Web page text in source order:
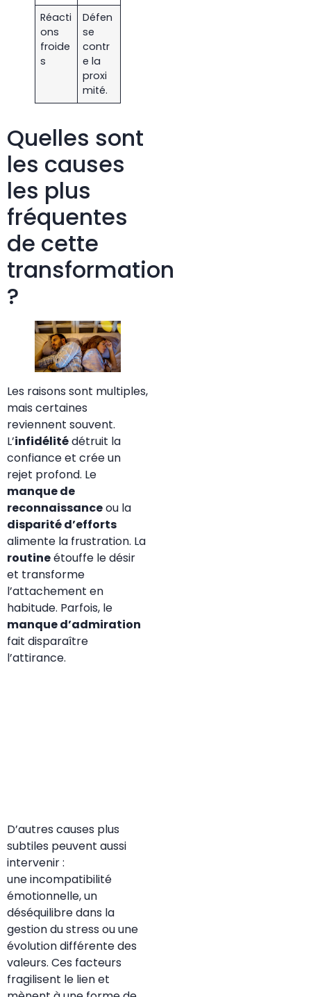
Réacti
ons
froide
s
Défen
se
contr
e la
proxi
mité.
Quelles sont
les causes
les plus
fréquentes
de cette
transformation
?
Les raisons sont multiples,
mais certaines
reviennent souvent.
L’infidélitédétruit la
confiance et crée un
rejet profond. Le
manque de
reconnaissanceou la
disparité d’efforts
alimente la frustration. La
routineétouffe le désir
et transforme
l’attachement en
habitude. Parfois, le
manque d’admiration
fait disparaître
l’attirance.
D’autres causes plus
subtiles peuvent aussi
intervenir :
une incompatibilité
émotionnelle, un
déséquilibre dans la
gestion du stress ou une
évolution différente des
valeurs. Ces facteurs
fragilisent le lien et